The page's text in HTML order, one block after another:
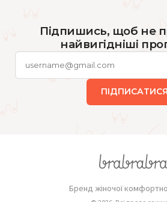
Підпишись, щоб не
найвигідніші
ПІДПИСАТИСЯ
Бренд жіночої